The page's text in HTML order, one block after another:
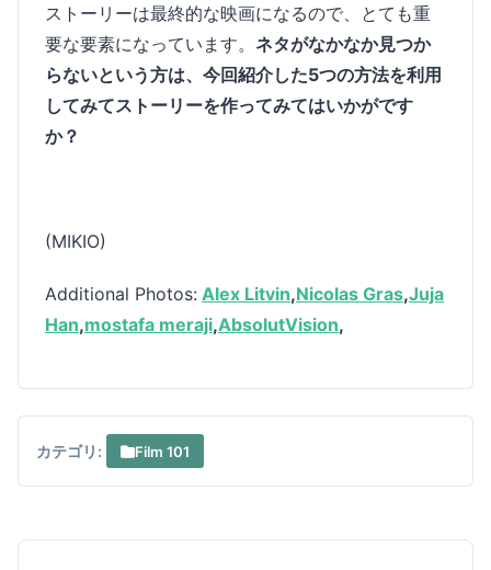
ストーリーは最終的な映画になるので、とても重
要な要素になっています。 ネタがなかなか見つか
らないという方は、今回紹介した5つの方法を利用
してみてストーリーを作ってみてはいかがです
か？
(MIKIO)
Additional Photos: Alex Litvin,Nicolas Gras,Juja
Han,mostafa meraji,AbsolutVision,
カテゴリ: Film 101